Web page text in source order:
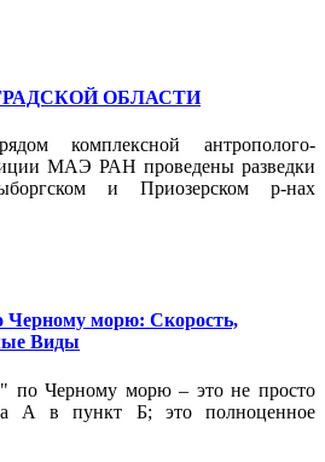
ОБЛАСТИ
комплексной антрополого-
МАЭ РАН проведены разведки
и Приозерском р-нах
Черному морю: Скорость,
Виды
по Черному морю – это не просто
А в пункт Б; это полноценное